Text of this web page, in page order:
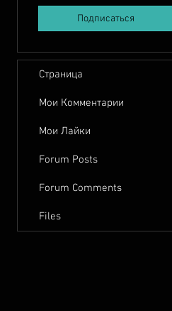
Подписаться
Страница
Мои Комментарии
Мои Лайки
Forum Posts
Forum Comments
Files